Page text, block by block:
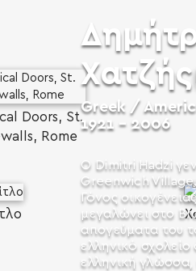
Χατζής
Greek /
1921 - 2006
Ο Dimitri Hadzi
Greenwich Village
Γόνος
μεγαλώνει στο
απογεύματα του
ελληνικό σχολείο
ελληνική γλώσσα,
Doors, St.
Rome